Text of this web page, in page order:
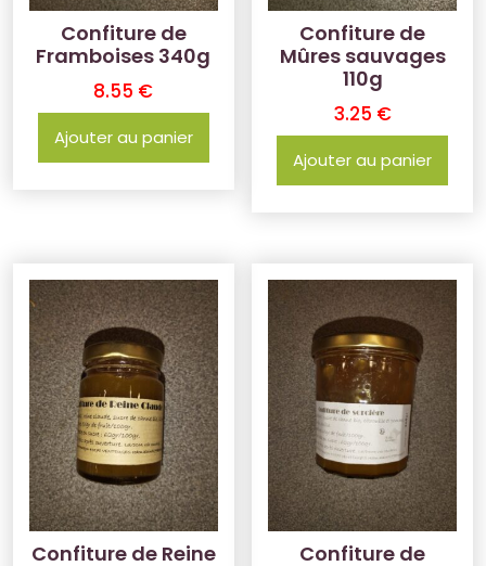
Confiture de
Framboises 340g
8.55 €
Ajouter au panier
Confiture de
Mûres sauvages
110g
3.25 €
Ajouter au panier
Confiture de Reine
Confiture de